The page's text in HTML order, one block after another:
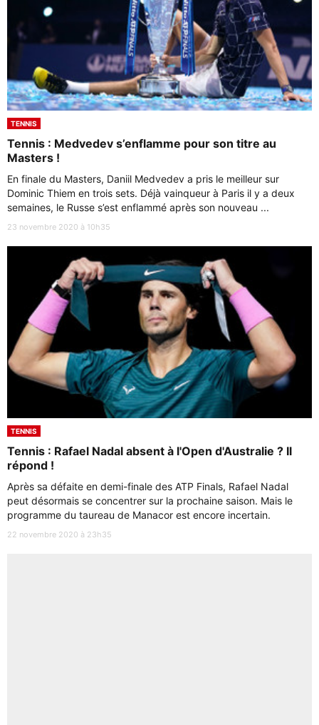
TENNIS
Tennis : Medvedev s’enflamme pour son titre au
Masters !
En finale du Masters, Daniil Medvedev a pris le meilleur sur
Dominic Thiem en trois sets. Déjà vainqueur à Paris il y a deux
semaines, le Russe s’est enflammé après son nouveau ...
23 novembre 2020 à 10h35
TENNIS
Tennis : Rafael Nadal absent à l'Open d'Australie ? Il
répond !
Après sa défaite en demi-finale des ATP Finals, Rafael Nadal
peut désormais se concentrer sur la prochaine saison. Mais le
programme du taureau de Manacor est encore incertain.
22 novembre 2020 à 23h35